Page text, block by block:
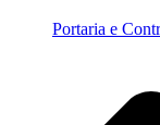
Portaria e